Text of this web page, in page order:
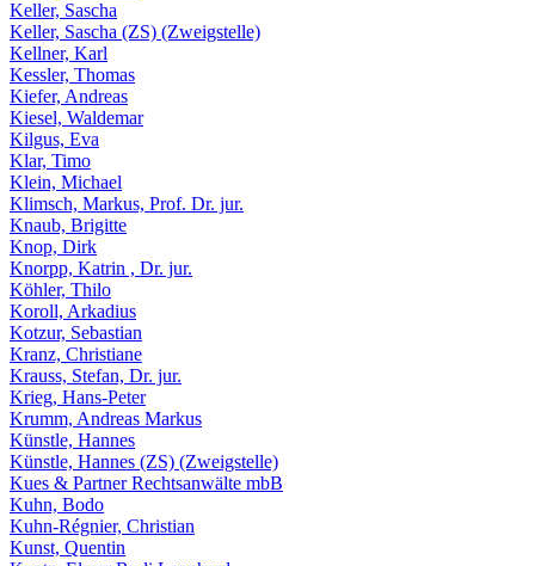
Keller, Sascha
Keller, Sascha (ZS) (Zweigstelle)
Kellner, Karl
Kessler, Thomas
Kiefer, Andreas
Kiesel, Waldemar
Kilgus, Eva
Klar, Timo
Klein, Michael
Klimsch, Markus, Prof. Dr. jur.
Knaub, Brigitte
Knop, Dirk
Knorpp, Katrin , Dr. jur.
Köhler, Thilo
Koroll, Arkadius
Kotzur, Sebastian
Kranz, Christiane
Krauss, Stefan, Dr. jur.
Krieg, Hans-Peter
Krumm, Andreas Markus
Künstle, Hannes
Künstle, Hannes (ZS) (Zweigstelle)
Kues & Partner Rechtsanwälte mbB
Kuhn, Bodo
Kuhn-Régnier, Christian
Kunst, Quentin